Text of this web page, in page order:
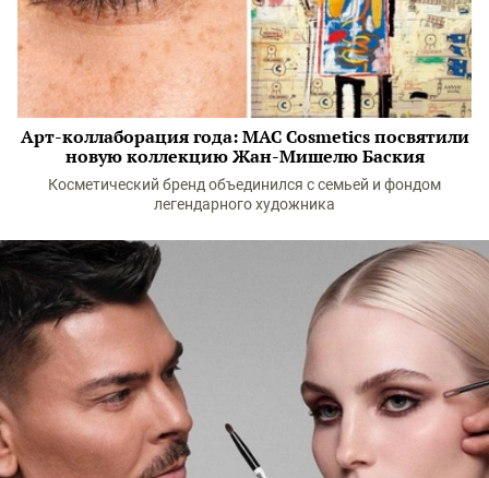
Арт-коллаборация года: MAC Cosmetics посвятили
новую коллекцию Жан-Мишелю Баския
Косметический бренд объединился с семьей и фондом
легендарного художника